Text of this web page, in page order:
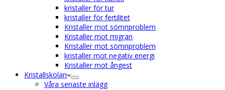
kristaller för tur
kristaller för fertilitet
Kristaller mot sömnproblem
Kristaller mot migrän
Kristaller mot sömnproblem
kristaller mot negativ energi
Kristaller mot ångest
Kristallskolan
Våra senaste inlägg